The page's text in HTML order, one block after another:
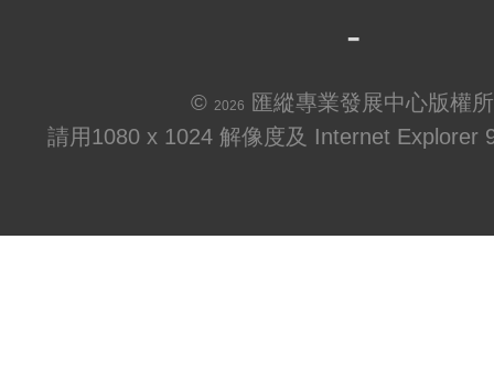
© 2026
匯縱專業發展中心版權
請用1080 x 1024 解像度及 Internet Explorer